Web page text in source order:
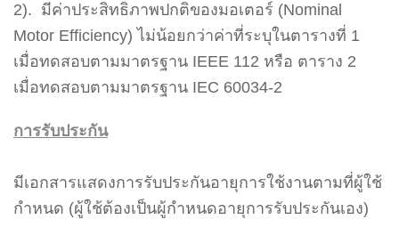
2). มีค่าประสิทธิภาพปกติของมอเตอร์ (Nominal
Motor Efficiency) ไม่น้อยกว่าค่าที่ระบุในตารางที่ 1
เมื่อทดสอบตามมาตรฐาน IEEE 112 หรือ ตาราง 2
เมื่อทดสอบตามมาตรฐาน IEC 60034-2
การรับประกัน
มีเอกสารแสดงการรับประกันอายุการใช้งานตามที่ผู้ใช้
กำหนด (ผู้ใช้ต้องเป็นผู้กำหนดอายุการรับประกันเอง)